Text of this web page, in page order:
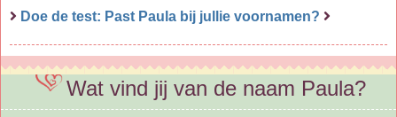
Doe de test: Past Paula bij jullie voornamen?
Wat vind jij van de naam Paula?